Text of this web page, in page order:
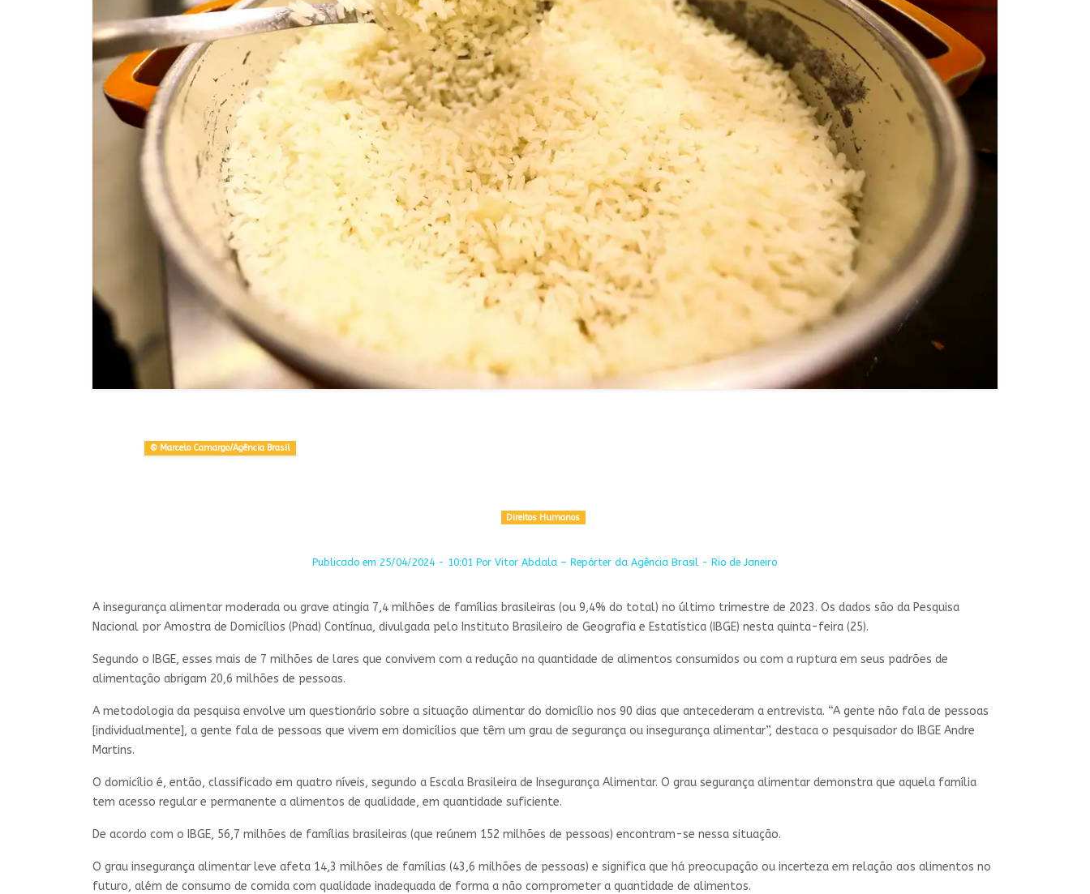
© Marcelo Camargo/Agência Brasil
Direitos Humanos
Publicado em 25/04/2024 - 10:01 Por Vitor Abdala – Repórter da Agência Brasil - Rio de Janeiro
A insegurança alimentar moderada ou grave atingia 7,4 milhões de famílias brasileiras (ou 9,4% do total) no último trimestre de 2023. Os dados são da Pesquisa
Nacional por Amostra de Domicílios (Pnad) Contínua, divulgada pelo Instituto Brasileiro de Geografia e Estatística (IBGE) nesta quinta-feira (25).
Segundo o IBGE, esses mais de 7 milhões de lares que convivem com a redução na quantidade de alimentos consumidos ou com a ruptura em seus padrões de
alimentação abrigam 20,6 milhões de pessoas.
A metodologia da pesquisa envolve um questionário sobre a situação alimentar do domicílio nos 90 dias que antecederam a entrevista. “A gente não fala de pessoas
[individualmente], a gente fala de pessoas que vivem em domicílios que têm um grau de segurança ou insegurança alimentar”, destaca o pesquisador do IBGE Andre
Martins.
O domicílio é, então, classificado em quatro níveis, segundo a Escala Brasileira de Insegurança Alimentar. O grau segurança alimentar demonstra que aquela família
tem acesso regular e permanente a alimentos de qualidade, em quantidade suficiente.
De acordo com o IBGE, 56,7 milhões de famílias brasileiras (que reúnem 152 milhões de pessoas) encontram-se nessa situação.
O grau insegurança alimentar leve afeta 14,3 milhões de famílias (43,6 milhões de pessoas) e significa que há preocupação ou incerteza em relação aos alimentos no
futuro, além de consumo de comida com qualidade inadequada de forma a não comprometer a quantidade de alimentos.